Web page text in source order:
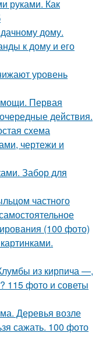
руками. Как
дому.
к дому и его
уровень
Первая
действия.
схема
чертежи и
Забор для
частного
(100 фото)
из кирпича —,
115 фото и советы
Деревья возле
сажать. 100 фото